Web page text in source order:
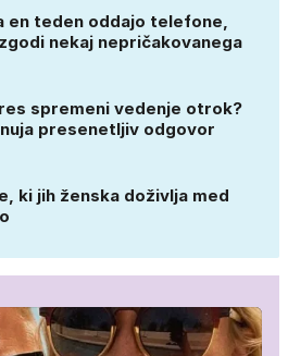
en teden oddajo telefone,
nekaj nepričakovanega
spremeni vedenje otrok?
presenetljiv odgovor
ki jih ženska doživlja med